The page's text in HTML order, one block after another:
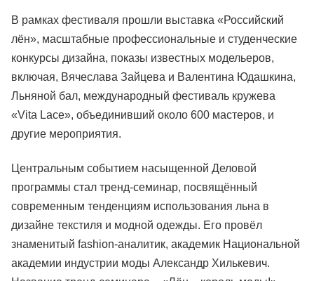
В рамках фестиваля прошли выставка «Российский
лён», масштабные профессиональные и студенческие
конкурсы дизайна, показы известных модельеров,
включая, Вячеслава Зайцева и Валентина Юдашкина,
Льняной бал, международный фестиваль кружева
«Vita Lace», объединивший около 600 мастеров, и
другие мероприятия.
Центральным событием насыщенной Деловой
программы стал тренд-семинар, посвящённый
современным тенденциям использования льна в
дизайне текстиля и модной одежды. Его провёл
знаменитый fashion-аналитик, академик Национальной
академии индустрии моды Александр Хилькевич.